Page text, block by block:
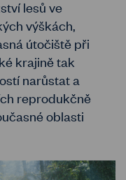
lesů ve
výškách,
útočiště při
krajině tak
narůstat a
reprodukčně
oblasti